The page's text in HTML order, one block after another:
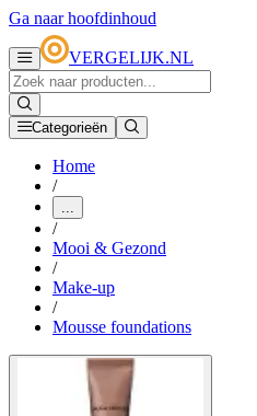
Ga naar hoofdinhoud
VERGELIJK.NL
Categorieën
Home
/
...
/
Mooi & Gezond
/
Make-up
/
Mousse foundations